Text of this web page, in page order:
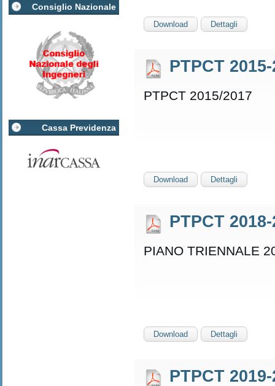
Consiglio Nazionale
Cassa Previdenza
Download Dettagli
PTPCT
PTPCT 2015/2017
Download Dettagli
PTPCT
PIANO TRIENNALE
Download Dettagli
PTPCT